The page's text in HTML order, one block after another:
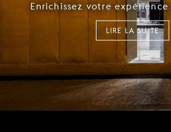
Enrichissez votre
LIRE LA SUITE